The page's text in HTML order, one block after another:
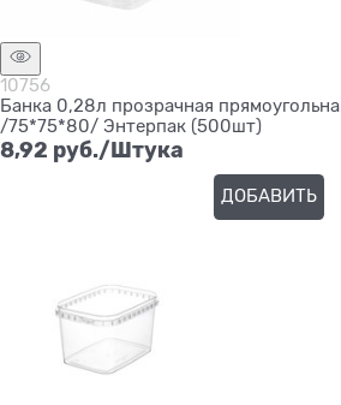
10756
Банка 0,28л прозрачная
/75*75*80/ Энтерпак (500шт)
8,92 руб./Штука
ДОБАВИТЬ